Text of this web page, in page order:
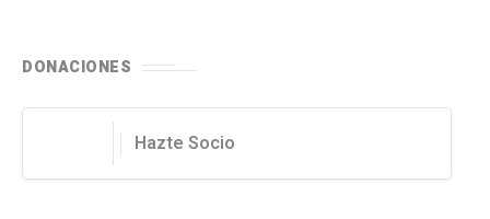
DONACIONES
Hazte Socio